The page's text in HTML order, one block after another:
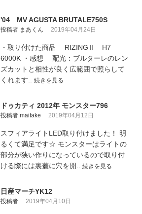
'04 MV AGUSTA BRUTALE750S
投稿者 まあくん 2019年04月24日
・取り付けた商品 RIZINGⅡ H7
6000K ・感想 配光：ブルターレのレン
ズカットと相性が良く広範囲で照らして
くれます.. 続きを見る
ドゥカティ 2012年 モンスター796
投稿者 maitake 2019年04月12日
スフィアライトLED取り付けました！ 明
るくて満足です☆ モンスターはライトの
部分が狭い作りになっているので取り付
ける際には裏蓋に穴を開.. 続きを見る
日産マーチYK12
投稿者 2019年04月10日